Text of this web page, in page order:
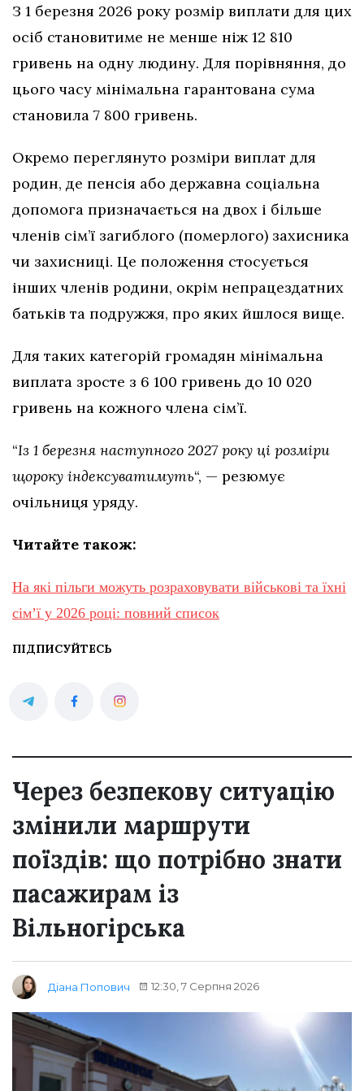
З 1 березня 2026 року розмір виплати для цих
осіб становитиме не менше ніж 12 810
гривень на одну людину. Для порівняння, до
цього часу мінімальна гарантована сума
становила 7 800 гривень.
Окремо переглянуто розміри виплат для
родин, де пенсія або державна соціальна
допомога призначається на двох і більше
членів сім’ї загиблого (померлого) захисника
чи захисниці. Це положення стосується
інших членів родини, окрім непрацездатних
батьків та подружжя, про яких йшлося вище.
Для таких категорій громадян мінімальна
виплата зросте з 6 100 гривень до 10 020
гривень на кожного члена сім’ї.
“Із 1 березня наступного 2027 року ці розміри
щороку індексуватимуть“, — резюмує
очільниця уряду.
Читайте також:
На які пільги можуть розраховувати військові та їхні
сім’ї у 2026 році: повний список
ПІДПИСУЙТЕСЬ
Через безпекову ситуацію
змінили маршрути
поїздів: що потрібно знати
пасажирам із
Вільногірська
Діана Попович 12:30, 7 Серпня 2026